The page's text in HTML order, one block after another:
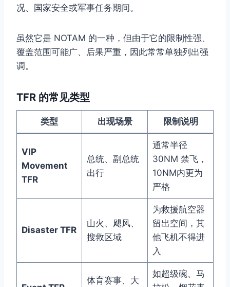
况、国家安全或军事任务期间。
虽然它是 NOTAM 的一种，但由于它的限制性强、
覆盖范围可能广、后果严重，因此常常单独列出强
调。
TFR 的常见类型
类型 出现场景 限制说明
VIP
Movement
TFR
总统、副总统
出行
通常半径
30NM 禁飞，
10NM内更为
严格
Disaster TFR
山火、飓风、
搜救区域
为救援航空器
留出空间，其
他飞机不得进
入
体育赛事、大
如超级碗、马